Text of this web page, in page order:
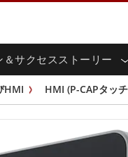
＆サクセスストーリー
産業用ディスプレ
マルチタッチ (P-
オープンフレーム
シャーシ
屋
G-
リ
AI対応
交通
IIoT & エッジコン
グ
投資家情報
ダウンロードセン
ファイル共有
ニュースレター
Youtubeチャンネ
HMI HMI (P-CAPタッ